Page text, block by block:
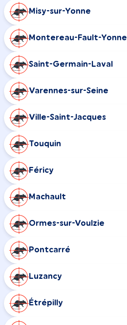
Misy-sur-Yonne
Montereau-Fault-Yonne
Saint-Germain-Laval
Varennes-sur-Seine
Ville-Saint-Jacques
Touquin
Féricy
Machault
Ormes-sur-Voulzie
Pontcarré
Luzancy
Étrépilly